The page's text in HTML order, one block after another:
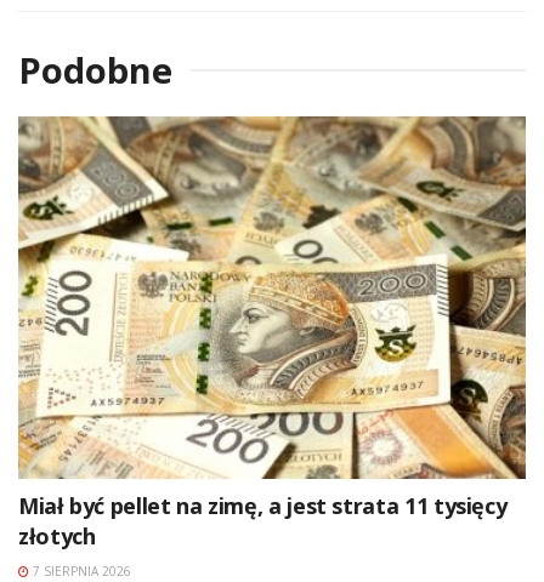
Podobne
Miał być pellet na zimę, a jest strata 11 tysięcy
złotych
7 SIERPNIA 2026